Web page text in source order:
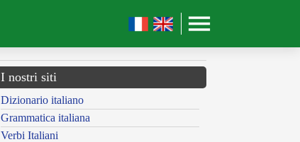
I nostri siti
Dizionario italiano
Grammatica italiana
Verbi Italiani